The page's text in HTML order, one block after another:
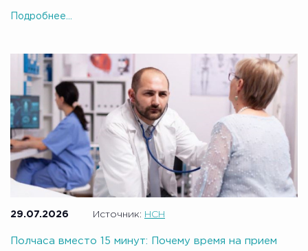
Подробнее...
29.07.2026 Источник: НСН
Полчаса вместо 15 минут: Почему время на прием